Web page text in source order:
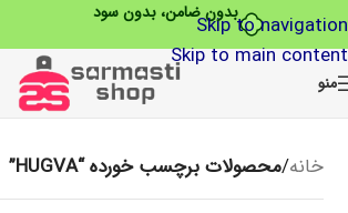
بدون ضامن، بدون سودSkip to navigation
Skip to main content
منو
خانه/محصولات برچسب خورده “HUGVA”